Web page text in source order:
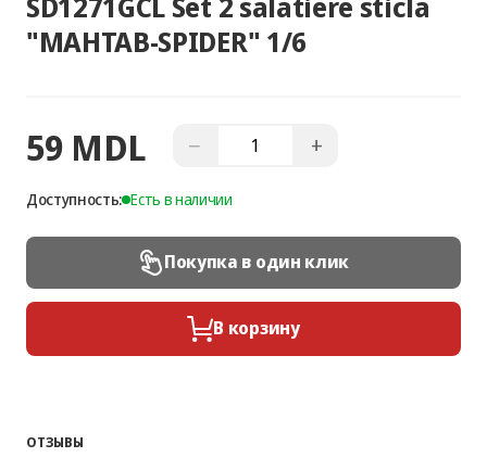
"MAHTAB-SPIDER" 1/6
59 MDL − +
Доступность: Есть в наличии
Покупка в один клик
В корзину
ОТЗЫВЫ